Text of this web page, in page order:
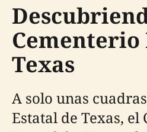
Cementerio
Texas
A solo unas
Estatal de Texas, el